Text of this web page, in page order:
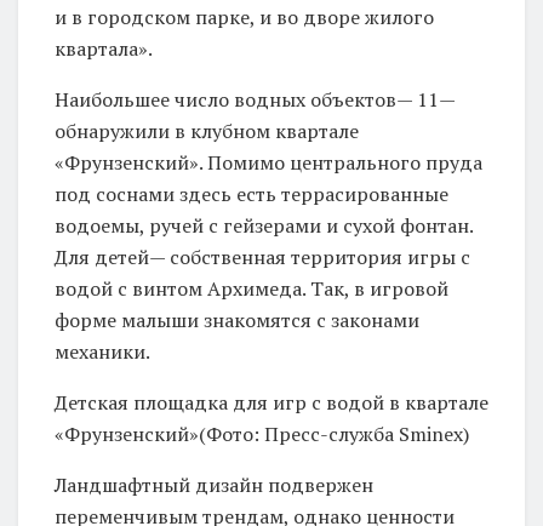
и в городском парке, и во дворе жилого
квартала».
Наибольшее число водных объектов— 11—
обнаружили в клубном квартале
«Фрунзенский». Помимо центрального пруда
под соснами здесь есть террасированные
водоемы, ручей с гейзерами и сухой фонтан.
Для детей— собственная территория игры с
водой с винтом Архимеда. Так, в игровой
форме малыши знакомятся с законами
механики.
Детская площадка для игр с водой в квартале
«Фрунзенский»(Фото: Пресс-служба Sminex)
Ландшафтный дизайн подвержен
переменчивым трендам, однако ценности